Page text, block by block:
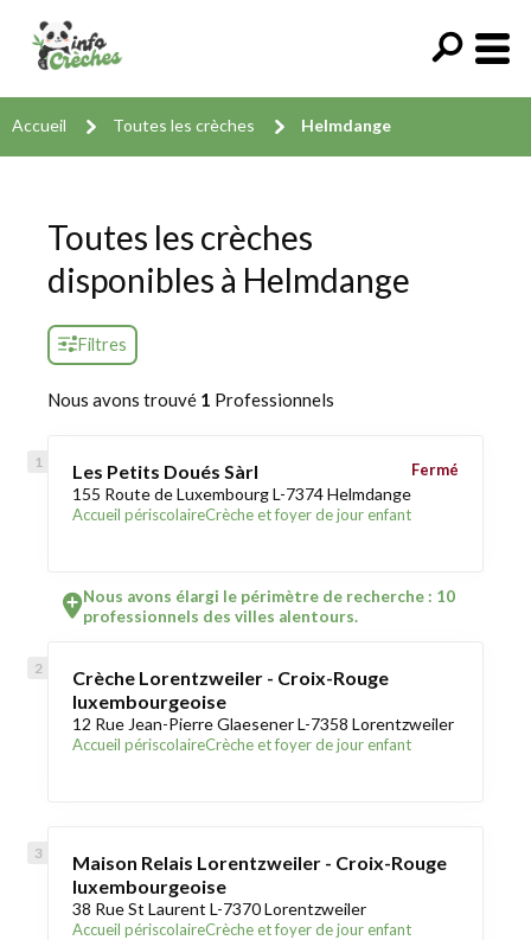
Accueil Toutes les crèches Helmdange
Toutes les crèches
disponibles à Helmdange
Filtres
Nous avons trouvé 1 Professionnels
Les Petits Doués Sàrl
155 Route de Luxembourg L-7374 Helmdange
Accueil périscolaireCrèche et foyer de jour enfant
Fermé
Nous avons élargi le périmètre de recherche : 10
professionnels des villes alentours.
Crèche Lorentzweiler - Croix-Rouge
luxembourgeoise
12 Rue Jean-Pierre Glaesener L-7358 Lorentzweiler
Accueil périscolaireCrèche et foyer de jour enfant
Maison Relais Lorentzweiler - Croix-Rouge
luxembourgeoise
38 Rue St Laurent L-7370 Lorentzweiler
Accueil périscolaireCrèche et foyer de jour enfant